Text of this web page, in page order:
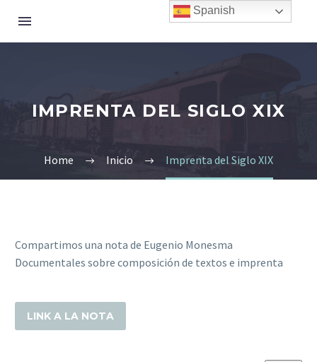
IMPRENTA DEL SIGLO XIX
Home Inicio Imprenta del Siglo XIX
Compartimos una nota de Eugenio Monesma
Documentales sobre composición de textos e imprenta
LINK A LA NOTA
Spanish